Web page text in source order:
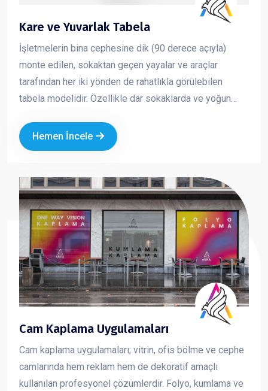
Kare ve Yuvarlak Tabela
İşletmelerin bina cephesine dik (90 derece açıyla)
monte edilen, sokaktan geçen yayalar ve araçlar
tarafından her iki yönden de rahatlıkla görülebilen
tabela modelidir. Özellikle dar sokaklarda ve yoğun
formlarda üretilen yan tabelalar; ışıklı veya ışıksız
seçenekleriyle markanızın dikkat çekmesini ve
Hemen İncele
Cam Kaplama Uygulamaları
Cam kaplama uygulamaları; vitrin, ofis bölme ve cephe
camlarında hem reklam hem de dekoratif amaçlı
kullanılan profesyonel çözümlerdir. Folyo, kumlama ve